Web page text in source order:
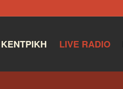
ΚΕΝΤΡΙΚΉ LIVE RADIO